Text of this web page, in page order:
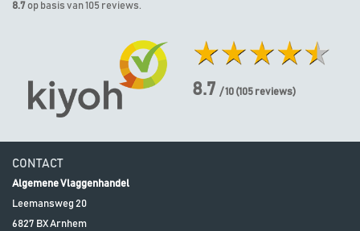
8.7 op basis van 105 reviews.
8.7 / 10 (105 reviews)
CONTACT
Algemene Vlaggenhandel
Leemansweg 20
6827 BXArnhem